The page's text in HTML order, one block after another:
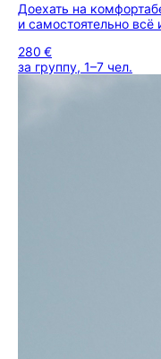
Доехать на
и самостоятельно всё
280 €
за группу, 1–7 чел.